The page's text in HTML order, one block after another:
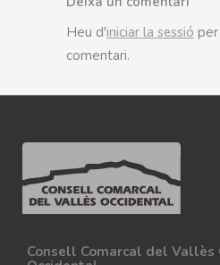
Heu d'iniciar la sessió per
comentari.
Consell Comarcal del Vallès